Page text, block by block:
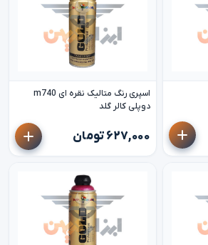
اسپری رنگ متالیک نقره ای m740
دوپلی کالر گلد
۶۲۷,۰۰۰ تومان